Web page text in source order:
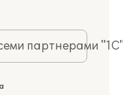
партнерами